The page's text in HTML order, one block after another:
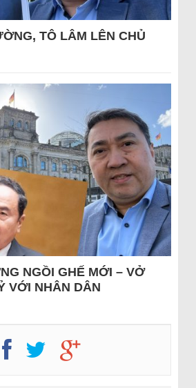
TÔ LÂM LÊN CHỦ
NGỒI GHẾ MỚI – VỞ
VỚI NHÂN DÂN